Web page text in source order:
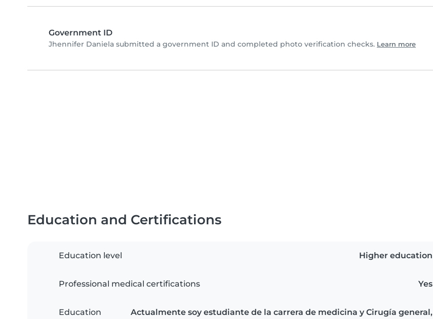
Government ID
Jhennifer Daniela submitted a government ID and completed photo verification checks. Learn more
Education and Certifications
Education level Higher education
Professional medical certifications Yes
Education
Actualmente soy estudiante de la carrera de medicina y Cirugía general,